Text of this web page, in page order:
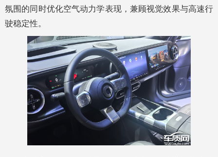
氛围的同时优化空气动力学表现，兼顾视觉效果与高速行
驶稳定性。